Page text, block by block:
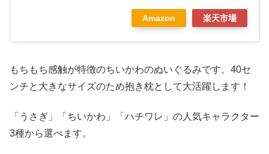
Amazon 楽天市場
もちもち感触が特徴のちいかわのぬいぐるみです。40セ
ンチと大きなサイズのため抱き枕として大活躍します！
「うさぎ」「ちいかわ」「ハチワレ」の人気キャラクター
3種から選べます。